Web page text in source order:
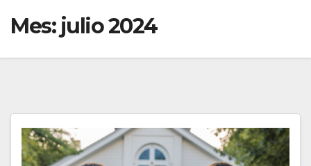
Mes: julio 2024